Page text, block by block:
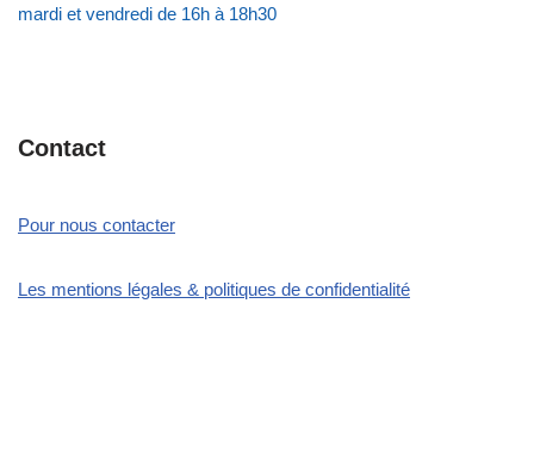
mardi et vendredi de 16h à 18h30
Contact
Pour nous contacter
Les mentions légales & politiques de confidentialité